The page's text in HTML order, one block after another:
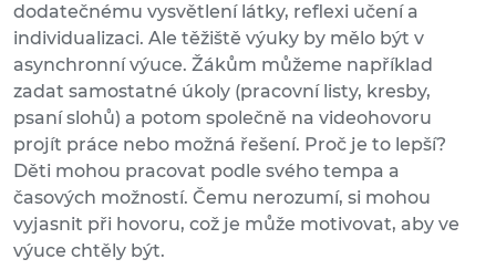
dodatečnému vysvětlení látky, reflexi učení a
individualizaci. Ale těžiště výuky by mělo být v
asynchronní výuce. Žákům můžeme například
zadat samostatné úkoly (pracovní listy, kresby,
psaní slohů) a potom společně na videohovoru
projít práce nebo možná řešení. Proč je to lepší?
Děti mohou pracovat podle svého tempa a
časových možností. Čemu nerozumí, si mohou
vyjasnit při hovoru, což je může motivovat, aby ve
výuce chtěly být.